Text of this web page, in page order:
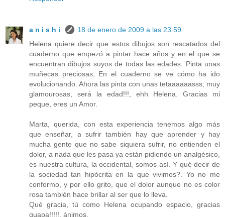
a n i s h i
18 de enero de 2009 a las 23:59
Helena quiere decir que estos dibujos son rescatados del
cuaderno que empezó a pintar hace años y en el que se
encuentran dibujos suyos de todas las edades. Pinta unas
muñecas preciosas, En el cuaderno se ve cómo ha ido
evolucionando. Ahora las pinta con unas tetaaaaaasss, muy
glamourosas, será la edad!!!, ehh Helena. Gracias mi
peque, eres un Amor.
Marta, querida, con esta experiencia tenemos algo más
que enseñar, a sufrir también hay que aprender y hay
mucha gente que no sabe siquiera sufrir, no entienden el
dolor, a nada que les pasa ya están pidiendo un analgésico,
es nuestra cultura, la occidental, somos así. Y qué decir de
la sociedad tan hipócrita en la que vivimos?. Yo no me
conformo, y por ello grito, que el dolor aunque no es color
rosa también hace brillar al ser que lo lleva.
Qué gracia, tú como Helena ocupando espacio, gracias
guapa!!!!!, ánimos.